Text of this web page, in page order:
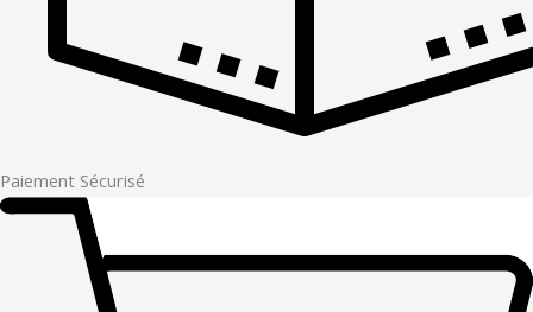
Paiement Sécurisé